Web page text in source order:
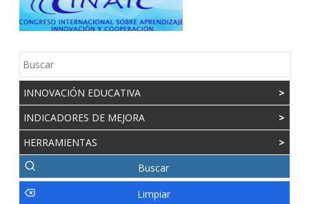
INNOVACIÓN EDUCATIVA
>
INDICADORES DE MEJORA
>
HERRAMIENTAS
>